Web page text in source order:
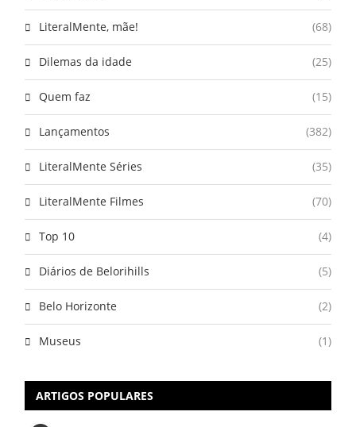
LiteralMente, mãe! (68)
Dilemas da idade (25)
Quem faz (15)
Lançamentos (382)
LiteralMente Séries (35)
LiteralMente Filmes (70)
Top 10 (4)
Diários de Belorihills (5)
Belo Horizonte (2)
Museus (1)
ARTIGOS POPULARES